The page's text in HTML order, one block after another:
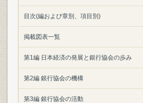
目次(編および章別、項目別)
掲載図表一覧
第1編 日本経済の発展と銀行協会の歩み
第2編 銀行協会の機構
第3編 銀行協会の活動